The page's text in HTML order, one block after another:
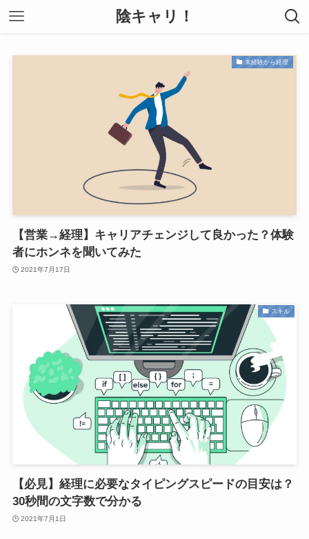
陰キャリ！
未経験から経理
【営業→経理】キャリアチェンジして良かった？体験
者にホンネを聞いてみた
2021年7月17日
スキル
【必見】経理に必要なタイピングスピードの目安は？
30秒間の文字数で分かる
2021年7月1日